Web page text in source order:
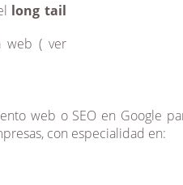
long tail
web ( ver
web o SEO en Google
con especialidad en: